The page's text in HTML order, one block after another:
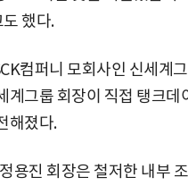
했다.
컴퍼니 모회사인 신세계
계그룹 회장이 직접 탱크
해졌다.
용진 회장은 철저한 내부